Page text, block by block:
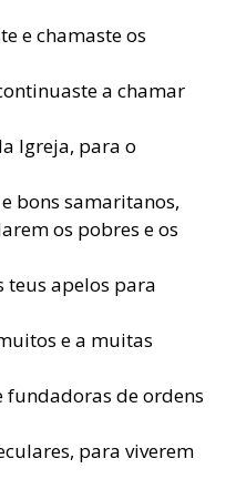
e chamaste os
a chamar
Igreja, para o
bons samaritanos,
os pobres e os
teus apelos para
e a muitas
fundadoras de ordens
para viverem